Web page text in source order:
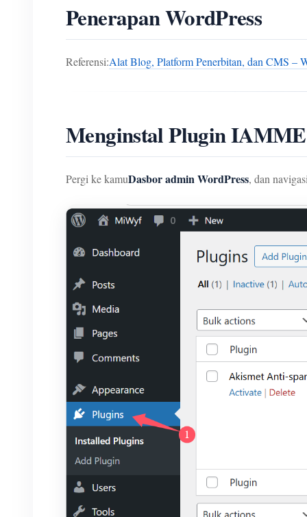
Penerapan WordPress
Referensi:Alat Blog, Platform Penerbitan, dan CMS –
Menginstal Plugin
Pergi ke kamuDasbor admin WordPress, dan